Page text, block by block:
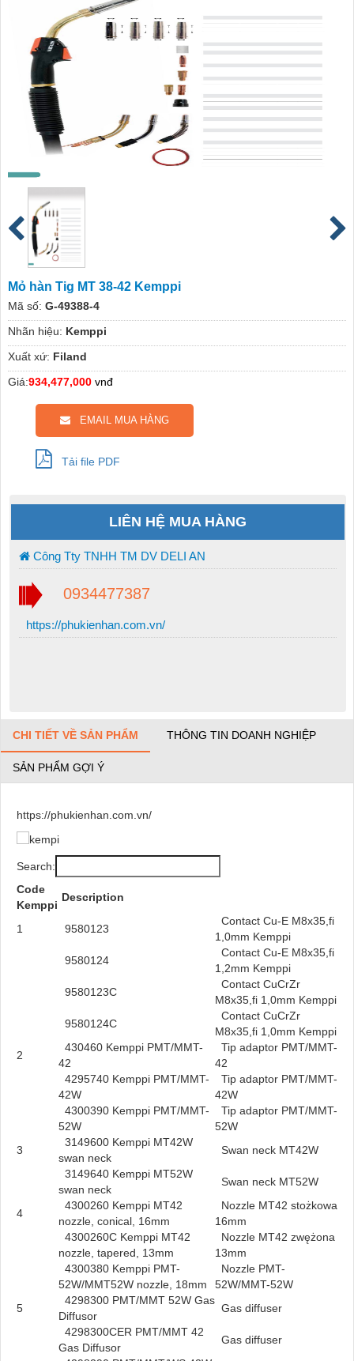
Mỏ hàn Tig MT 38-42 Kemppi
Mã số: G-49388-4
Nhãn hiệu: Kemppi
Xuất xứ: Filand
Giá:934,477,000 vnđ
EMAIL MUA HÀNG
Tải file PDF
LIÊN HỆ MUA HÀNG
Công Tty TNHH TM DV DELI AN
0934477387
https://phukienhan.com.vn/
CHI TIẾT VỀ SẢN PHẨM THÔNG TIN DOANH NGHIỆP
SẢN PHẨM GỢI Ý
https://phukienhan.com.vn/
Search:
Code
Kemppi
Description
1 9580123
Contact Cu-E M8x35,fi
1,0mm Kemppi
9580124
Contact Cu-E M8x35,fi
1,2mm Kemppi
9580123C
Contact CuCrZr
M8x35,fi 1,0mm Kemppi
9580124C
Contact CuCrZr
M8x35,fi 1,0mm Kemppi
2
430460 Kemppi PMT/MMT-
42
Tip adaptor PMT/MMT-
42
4295740 Kemppi PMT/MMT-
42W
Tip adaptor PMT/MMT-
42W
4300390 Kemppi PMT/MMT-
52W
Tip adaptor PMT/MMT-
52W
3
3149600 Kemppi MT42W
swan neck
Swan neck MT42W
3149640 Kemppi MT52W
swan neck
Swan neck MT52W
4
4300260 Kemppi MT42
nozzle, conical, 16mm
Nozzle MT42 stożkowa
16mm
4300260C Kemppi MT42
nozzle, tapered, 13mm
Nozzle MT42 zwężona
13mm
4300380 Kemppi PMT-
52W/MMT52W nozzle, 18mm
Nozzle PMT-
52W/MMT-52W
5
4298300 PMT/MMT 52W Gas
Diffusor
Gas diffuser
4298300CER PMT/MMT 42
Gas Diffusor
Gas diffuser